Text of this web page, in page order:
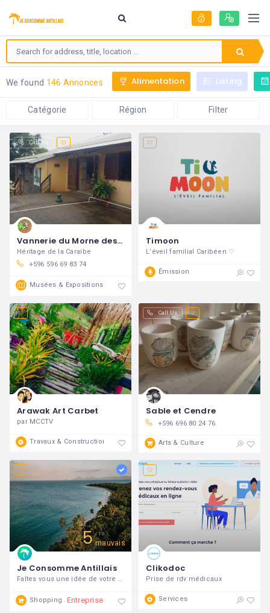
We found 146 Annonces Alimentation Listing
Catégorie Région Filter
Call Us
Vannerie du Morne des Esses
Héritage de la Caraibe
+596 596 69 83 74
Musées & Expositions Fermé
Timoon
L’éveil familial Caribéen ♡
Émission
Arawak Art Carbet
par MCCTV
Travaux & Construction
Call Us
Sable et Cendre
+596 696 80 24 76
Arts & Culture
5 10
mauvais
Je Consomme Antillais
Shopping Entreprise Fermée
Clikodoc
Prise de rdv médicaux
Services